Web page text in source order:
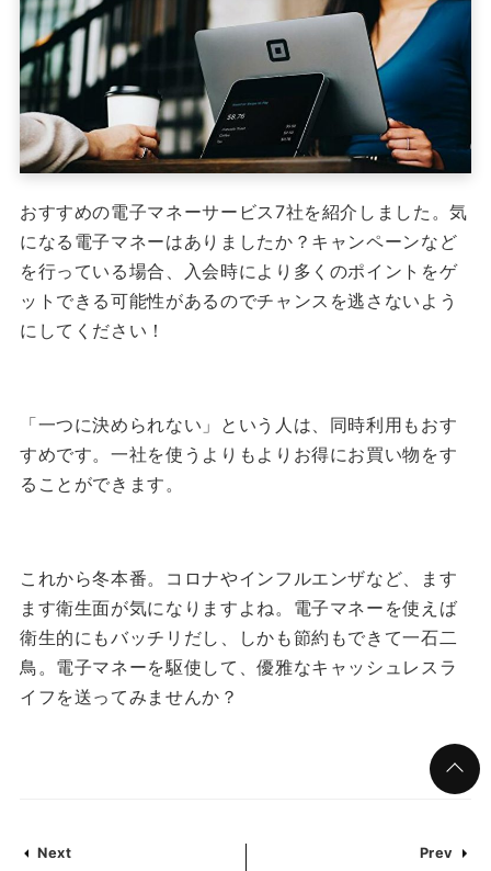
おすすめの電子マネーサービス7社を紹介しました。気
になる電子マネーはありましたか？キャンペーンなど
を行っている場合、入会時により多くのポイントをゲ
ットできる可能性があるのでチャンスを逃さないよう
にしてください！
「一つに決められない」という人は、同時利用もおす
すめです。一社を使うよりもよりお得にお買い物をす
ることができます。
これから冬本番。コロナやインフルエンザなど、ます
ます衛生面が気になりますよね。電子マネーを使えば
衛生的にもバッチリだし、しかも節約もできて一石二
鳥。電子マネーを駆使して、優雅なキャッシュレスラ
イフを送ってみませんか？
Next
Prev